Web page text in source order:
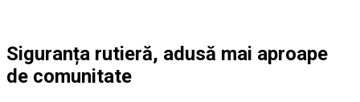
Siguranța rutieră, adusă mai aproape
de comunitate